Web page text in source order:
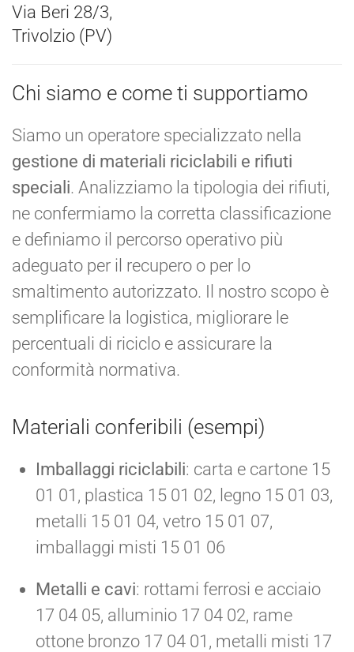
Via Beri 28/3,
Trivolzio (PV)
Chi siamo e come ti supportiamo
Siamo un operatore specializzato nella
gestione di materiali riciclabili e rifiuti
speciali. Analizziamo la tipologia dei rifiuti,
ne confermiamo la corretta classificazione
e definiamo il percorso operativo più
adeguato per il recupero o per lo
smaltimento autorizzato. Il nostro scopo è
semplificare la logistica, migliorare le
percentuali di riciclo e assicurare la
conformità normativa.
Materiali conferibili (esempi)
Imballaggi riciclabili: carta e cartone 15
01 01, plastica 15 01 02, legno 15 01 03,
metalli 15 01 04, vetro 15 01 07,
imballaggi misti 15 01 06
Metalli e cavi: rottami ferrosi e acciaio
17 04 05, alluminio 17 04 02, rame
ottone bronzo 17 04 01, metalli misti 17